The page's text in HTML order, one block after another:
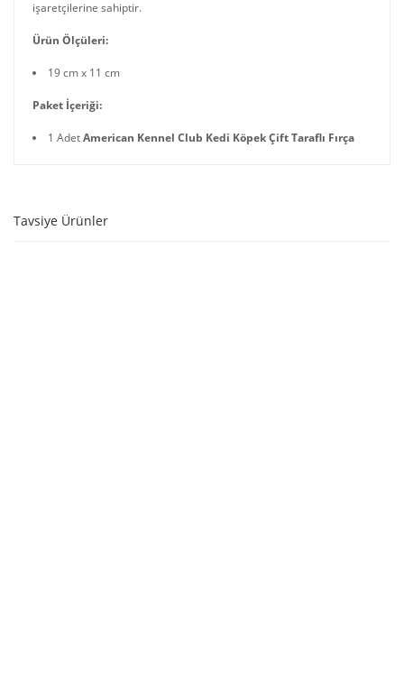
işaretçilerine sahiptir.
Ürün Ölçüleri:
19 cm x 11 cm
Paket İçeriği:
1 AdetAmerican Kennel Club Kedi Köpek Çift Taraflı Fırça
Tavsiye Ürünler